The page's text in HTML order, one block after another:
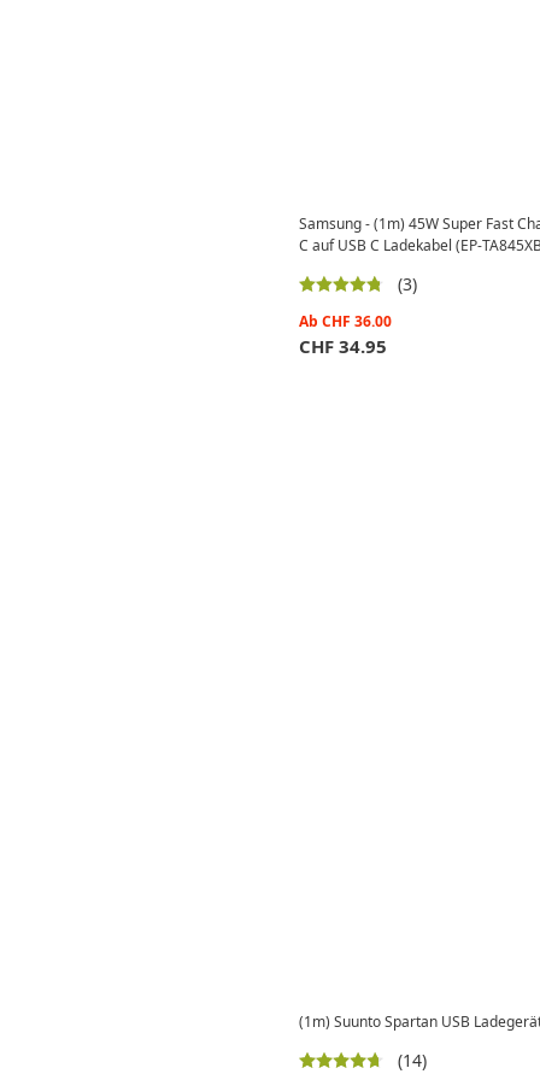
Samsung - (1m) 45W Super Fast
C auf USB C Ladekabel (EP-
(3)
Ab CHF 36.00
CHF 34.95
(1m) Suunto Spartan USB
(14)